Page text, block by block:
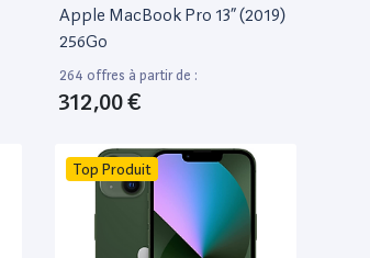
Apple MacBook Pro 13” (2019)
256Go
264 offres à partir de :
312,00 €
Top Produit